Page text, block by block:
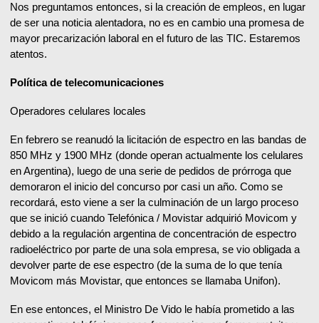
Nos preguntamos entonces, si la creación de empleos, en lugar
de ser una noticia alentadora, no es en cambio una promesa de
mayor precarización laboral en el futuro de las TIC. Estaremos
atentos.
Política de telecomunicaciones
Operadores celulares locales
En febrero se reanudó la licitación de espectro en las bandas de
850 MHz y 1900 MHz (donde operan actualmente los celulares
en Argentina), luego de una serie de pedidos de prórroga que
demoraron el inicio del concurso por casi un año. Como se
recordará, esto viene a ser la culminación de un largo proceso
que se inició cuando Telefónica / Movistar adquirió Movicom y
debido a la regulación argentina de concentración de espectro
radioeléctrico por parte de una sola empresa, se vio obligada a
devolver parte de ese espectro (de la suma de lo que tenía
Movicom más Movistar, que entonces se llamaba Unifon).
En ese entonces, el Ministro De Vido le había prometido a las